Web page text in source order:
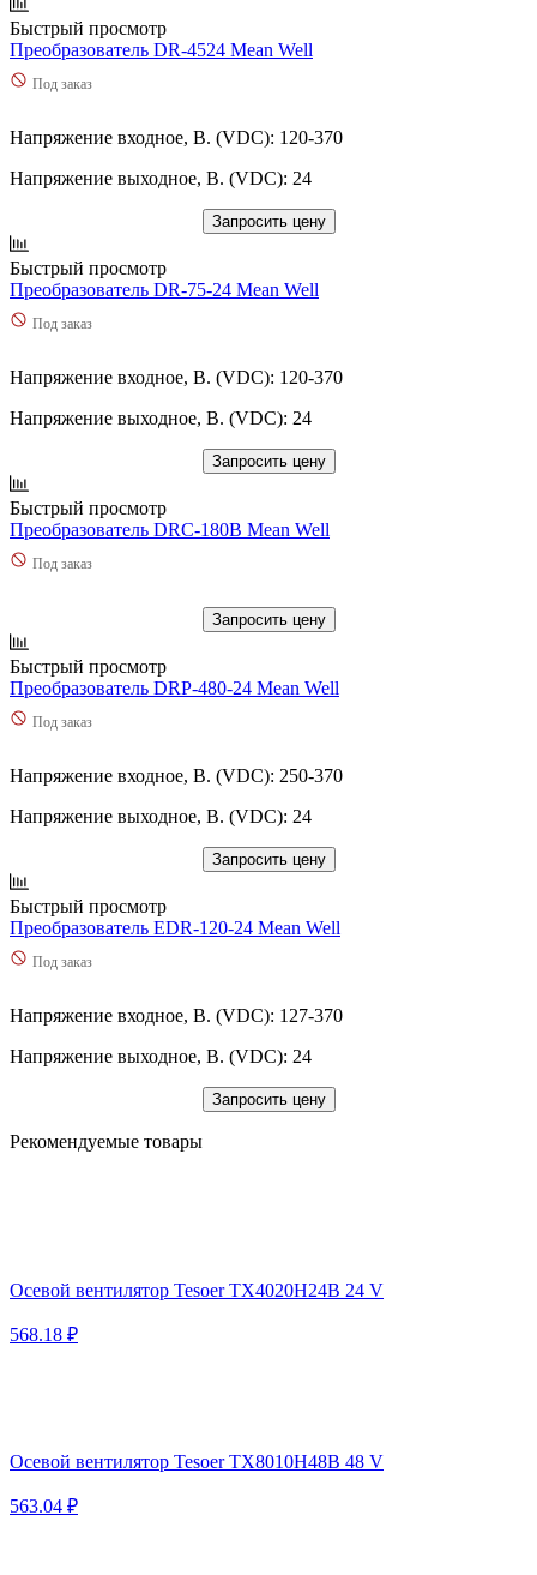
Быстрый просмотр
Преобразователь DR-4524 Mean Well
Под заказ
Напряжение входное, В. (VDC): 120-370
Напряжение выходное, В. (VDC): 24
Запросить цену
Быстрый просмотр
Преобразователь DR-75-24 Mean Well
Под заказ
Напряжение входное, В. (VDC): 120-370
Напряжение выходное, В. (VDC): 24
Запросить цену
Быстрый просмотр
Преобразователь DRC-180B Mean Well
Под заказ
Запросить цену
Быстрый просмотр
Преобразователь DRP-480-24 Mean Well
Под заказ
Напряжение входное, В. (VDC): 250-370
Напряжение выходное, В. (VDC): 24
Запросить цену
Быстрый просмотр
Преобразователь EDR-120-24 Mean Well
Под заказ
Напряжение входное, В. (VDC): 127-370
Напряжение выходное, В. (VDC): 24
Запросить цену
Рекомендуемые товары
Осевой вентилятор Tesoer TX4020H24B 24 V
568.18 ₽
Осевой вентилятор Tesoer TX8010H48B 48 V
563.04 ₽